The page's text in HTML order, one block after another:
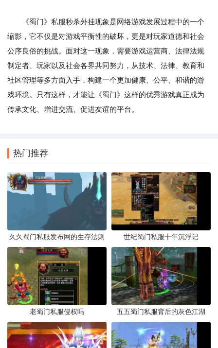
《蜀门》私服秒杀外挂现象是网络游戏发展过程中的一个
缩影，它不仅是对游戏平衡性的破坏，更是对玩家道德和社会
公序良俗的挑战。面对这一现象，需要游戏运营商、法律法规
制定者、玩家以及社会各界共同努力，从技术、法律、教育和
社区管理等多方面入手，构建一个更加健康、公平、和谐的游
戏环境。只有这样，才能让《蜀门》这样的优秀游戏真正成为
传承文化、增进交流、促进友谊的平台。
热门推荐
久久蜀门私服发布网的生存法则 世纪蜀门私服十年沉浮记
老蜀门私服侵权吗 五五蜀门私服背后的灰色江湖